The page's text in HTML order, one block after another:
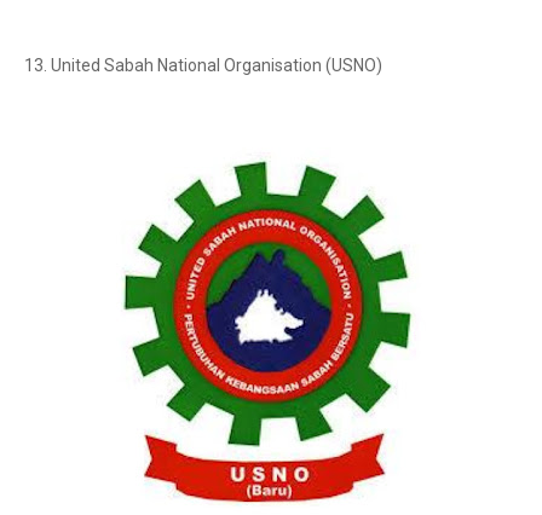
13. United Sabah National Organisation (USNO)